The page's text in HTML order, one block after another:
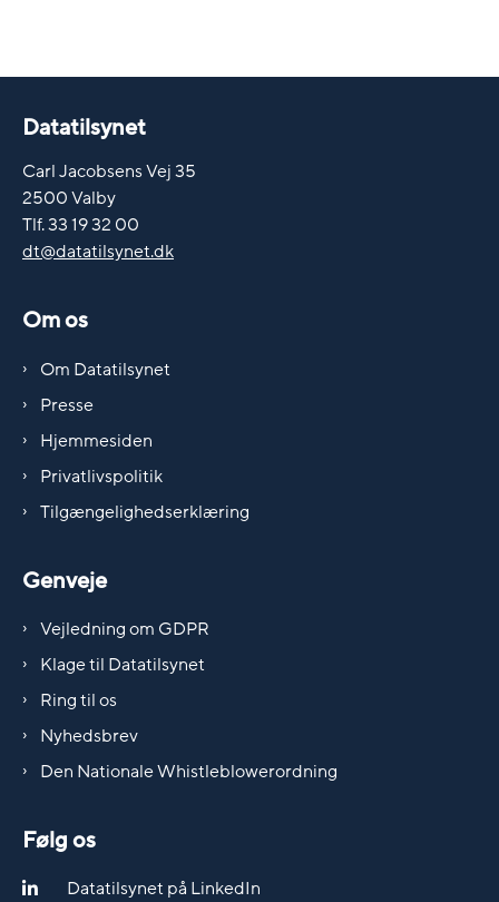
Datatilsynet
Carl Jacobsens Vej 35
2500 Valby
Tlf. 33 19 32 00
dt@datatilsynet.dk
Om os
Om Datatilsynet
Presse
Hjemmesiden
Privatlivspolitik
Tilgængelighedserklæring
Genveje
Vejledning om GDPR
Klage til Datatilsynet
Ring til os
Nyhedsbrev
Den Nationale Whistleblowerordning
Følg os
Datatilsynet på LinkedIn